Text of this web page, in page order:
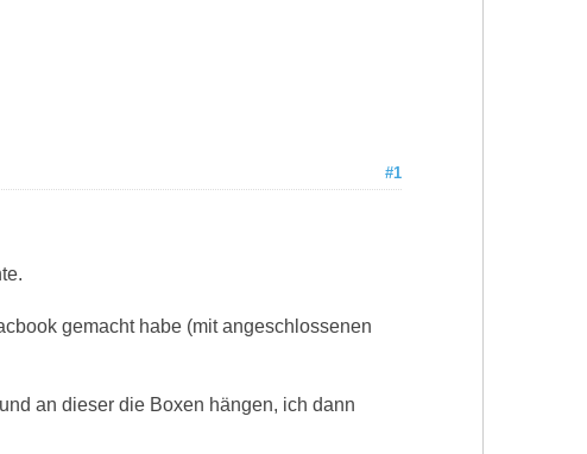
#1
gemacht habe (mit angeschlossenen
an dieser die Boxen hängen, ich dann